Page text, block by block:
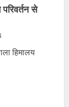
से
हिमालय